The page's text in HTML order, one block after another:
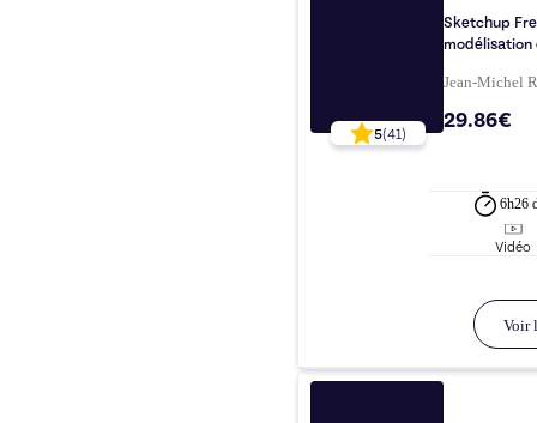
5(41)
Sketchup
modélisation
Jean-Michel
29.86€
6h26
Vidéo
Voir